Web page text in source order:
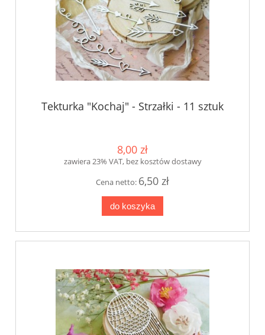
Tekturka "Kochaj" - Strzałki - 11 sztuk
8,00 zł
zawiera 23% VAT, bez kosztów dostawy
Cena netto: 6,50 zł
do koszyka